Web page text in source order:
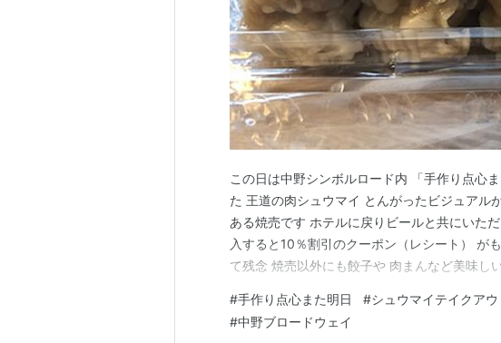
この日は中野シンボルロード内 「手作り点心
た 王道の肉シュウマイ とんがったビジュアル
ある焼売です ホテルに戻りビールと共にいた
入すると10％割引のクーポン（レシート） が
て残念 焼売以外にも餃子や 肉まんなど美味し
づくり点心 また明日。 住 所：〒164-0001 東
中野ブロ…
#手作り点心また明日 #シュウマイテイクアウ
#中野ブロードウェイ